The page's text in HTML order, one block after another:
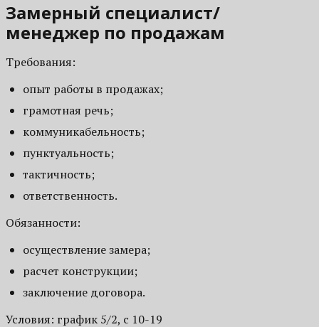
Замерный специалист/
менеджер по продажам
Требования:
опыт работы в продажах;
грамотная речь;
коммуникабельность;
пунктуальность;
тактичность;
ответственность.
Обязанности:
осуществление замера;
расчет конструкции;
заключение договора.
Условия: график 5/2, с 10-19